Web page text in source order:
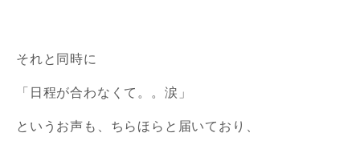
それと同時に
「日程が合わなくて。。涙」
というお声も、ちらほらと届いており、